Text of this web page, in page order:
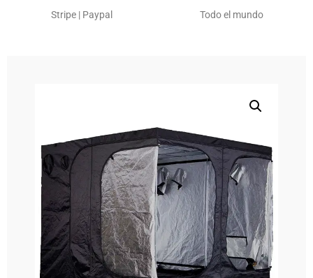
Stripe | Paypal Todo el mundo